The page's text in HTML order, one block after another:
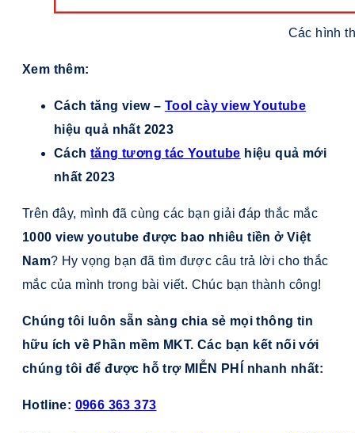
Các hình
Xem thêm:
Cách tăng view – Tool cày view Youtube
hiệu quả nhất 2023
Cách tăng tương tác Youtube hiệu quả mới
nhất 2023
Trên đây, mình đã cùng các bạn giải đáp thắc mắc
1000 view youtube được bao nhiêu tiền ở Việt
Nam? Hy vọng bạn đã tìm được câu trả lời cho thắc
mắc của mình trong bài viết. Chúc bạn thành công!
Chúng tôi luôn sẵn sàng chia sẻ mọi thông tin
hữu ích về Phần mềm MKT. Các bạn kết nối với
chúng tôi để được hỗ trợ MIỄN PHÍ nhanh nhất:
Hotline: 0966 363 373